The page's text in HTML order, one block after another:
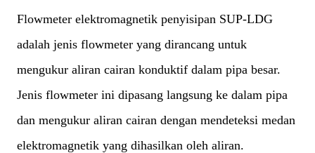
Flowmeter elektromagnetik penyisipan SUP-LDG
adalah jenis flowmeter yang dirancang untuk
mengukur aliran cairan konduktif dalam pipa besar.
Jenis flowmeter ini dipasang langsung ke dalam pipa
dan mengukur aliran cairan dengan mendeteksi medan
elektromagnetik yang dihasilkan oleh aliran.